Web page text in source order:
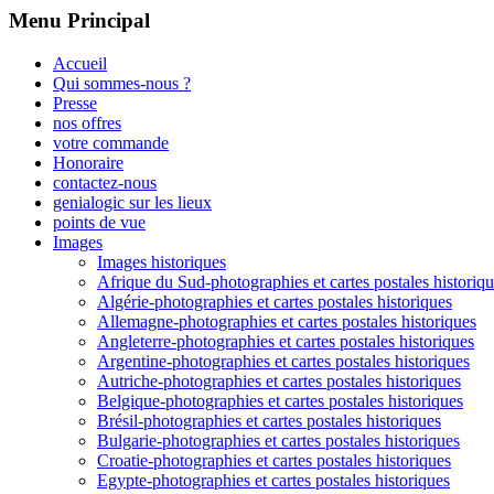
Menu Principal
Accueil
Qui sommes-nous ?
Presse
nos offres
votre commande
Honoraire
contactez-nous
genialogic sur les lieux
points de vue
Images
Images historiques
Afrique du Sud-photographies et cartes postales
Algérie-photographies et cartes postales historiques
Allemagne-photographies et cartes postales historiques
Angleterre-photographies et cartes postales historiques
Argentine-photographies et cartes postales historiques
Autriche-photographies et cartes postales historiques
Belgique-photographies et cartes postales historiques
Brésil-photographies et cartes postales historiques
Bulgarie-photographies et cartes postales historiques
Croatie-photographies et cartes postales historiques
Egypte-photographies et cartes postales historiques